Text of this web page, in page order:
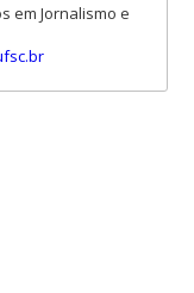
em Jornalismo e